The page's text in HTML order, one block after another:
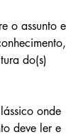
o assunto e
do(s)
onde
deve ler e